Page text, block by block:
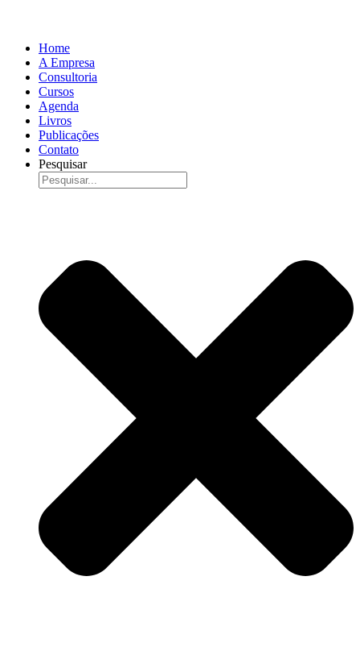
Home
A Empresa
Consultoria
Cursos
Agenda
Livros
Publicações
Contato
Pesquisar